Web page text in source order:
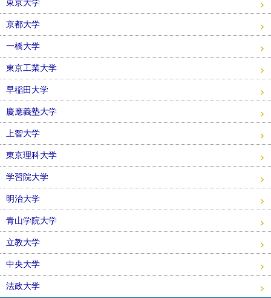
東京大学
京都大学
一橋大学
東京工業大学
早稲田大学
慶應義塾大学
上智大学
東京理科大学
学習院大学
明治大学
青山学院大学
立教大学
中央大学
法政大学